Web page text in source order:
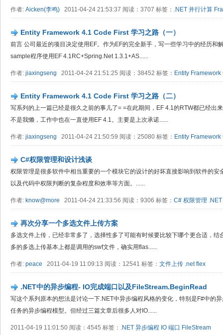
作者: Aicken(李鸣) 2011-04-24 21:53:37 阅读：3707 标签： .NET 并行计算
Entity Framework 4.1 Code First 学习之路（一）
前言 公司最近的项目决定使用EF。作为EF的完全新手，写一些学习中的经历和
sample程序使用EF 4.1RC+Spring.Net 1.3.1+AS......
作者: jiaxingseng 2011-04-24 21:51:25 阅读：38452 标签： Entity Framework
Entity Framework 4.1 Code First 学习之路（二）
写系列的上一篇已经是很久之前的事儿了= =在此期间，EF 4.1的RTW都已经出
不是我懒，工作中也在一直使用EF 4.1。主要是上次承诺......
作者: jiaxingseng 2011-04-24 21:50:59 阅读：25080 标签： Entity Framework
C#权限管理和设计浅谈
权限管理是很多软件中相当重要的一个模块它的设计的好坏直接影响到软件的安
以及代码中权限判断的复杂程度和效率等方面。......
作者: know@more 2011-04-24 21:33:56 阅读：9306 标签： C# 权限管理 .NET
再次分享一个多选文件上传方案
多选文件上传，已经非常多了，选择性多了可能有时候要比较下哪个更合适，
多的多选上传基本上都是调用的swf文件，确实用flas......
作者: peace 2011-04-19 11:09:13 阅读：12541 标签： 文件上传 .net flex
.NET中的异步编程- IO完成端口以及FileStream.BeginRead
写这个系列原本的想法是讨论一下.NET中异步编程风格的变化，特别是F#中的
任务的异步编程模型。但经过三篇文章后很多人对IO......
2011-04-19 11:01:50 阅读：4545 标签： .NET 异步编程 IO 端口 FileStream